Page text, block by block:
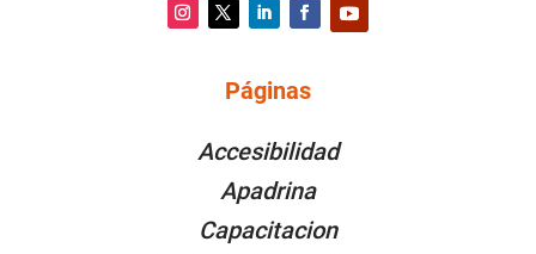
Facebook
Páginas
Accesibilidad
Apadrina
Capacitacion